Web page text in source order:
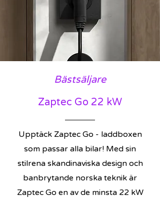
Bästsäljare
Zaptec Go 22 kW
Upptäck Zaptec Go - laddboxen
som passar alla bilar! Med sin
stilrena skandinaviska design och
banbrytande norska teknik är
Zaptec Go en av de minsta 22 kW